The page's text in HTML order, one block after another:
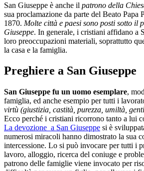
San Giuseppe è anche il patrono della
sua proclamazione da parte del Beato
1870. Molte città e paesi sono posti sotto il
Giuseppe. In generale, i cristiani affidano a
loro preoccupazioni materiali, soprattutto
la casa e la famiglia.
Preghiere a San Giuseppe
San Giuseppe fu un uomo esemplare,
famiglia, ed anche esempio per tutti i
virtù (giustizia, castità, purezza, umiltà,
Ecco perché i cristiani ricorrono tanto a lui
La devozione a San Giuseppe si è
numerosi miracoli hanno dimostrato la sua
intercessione. Lo si può invocare per tutti i
lavoro, alloggio, ricerca del coniuge e
patrono delle famiglie viene invocato per